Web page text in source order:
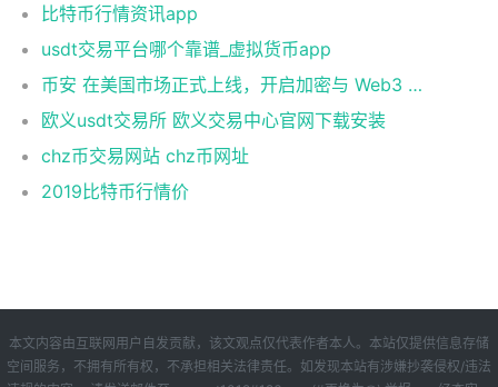
比特币行情资讯app
usdt交易平台哪个靠谱_虚拟货币app
币安 在美国市场正式上线，开启加密与 Web3 创新的全新时代！
欧义usdt交易所 欧义交易中心官网下载安装
chz币交易网站 chz币网址
2019比特币行情价
本文内容由互联网用户自发贡献，该文观点仅代表作者本人。本站仅提供信息存储
空间服务，不拥有所有权，不承担相关法律责任。如发现本站有涉嫌抄袭侵权/违法